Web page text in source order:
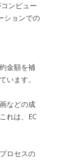
ンピュー
ションでの
金額を補
います。
などの成
れは、EC
ロセスの